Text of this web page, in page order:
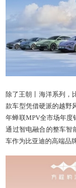
除了王朝丨海洋系列，
款车型凭借硬派的越野
年蝉联MPV全市场年度
通过智电融合的整车智
车作为比亚迪的高端品